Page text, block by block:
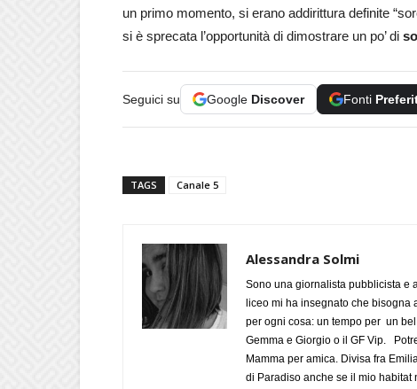
un primo momento, si erano addirittura definite
si è sprecata l’opportunità di dimostrare un po’ di
Seguici su Google Discover Fonti
TAGS Canale 5
Alessandra Solmi
Sono una giornalista pubblicista e
liceo mi ha insegnato che bisogna
per ogni cosa: un tempo per un
Gemma e Giorgio o il GF Vip.
Mamma per amica. Divisa fra
di Paradiso anche se il mio habitat